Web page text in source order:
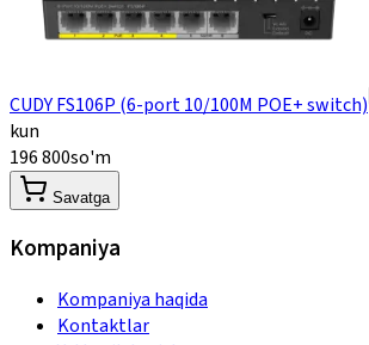
CUDY FS106P (6-port 10/100M POE+ switch)
kun
196 800so'm
Savatga
Kompaniya
Kompaniya haqida
Kontaktlar